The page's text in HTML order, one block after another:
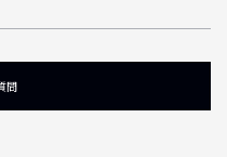
問